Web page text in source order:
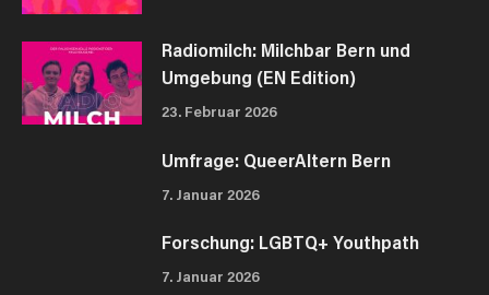
Radiomilch: Milchbar Bern und
Umgebung (EN Edition)
23. Februar 2026
Umfrage: QueerAltern Bern
7. Januar 2026
Forschung: LGBTQ+ Youthpath
7. Januar 2026